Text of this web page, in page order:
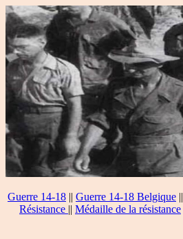
Guerre 14-18 || Guerre 14-18 Belgique ||
Résistance || Médaille de la résistance